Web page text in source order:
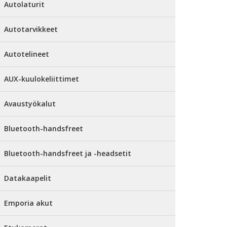
Autolaturit
Autotarvikkeet
Autotelineet
AUX-kuulokeliittimet
Avaustyökalut
Bluetooth-handsfreet
Bluetooth-handsfreet ja -headsetit
Datakaapelit
Emporia akut